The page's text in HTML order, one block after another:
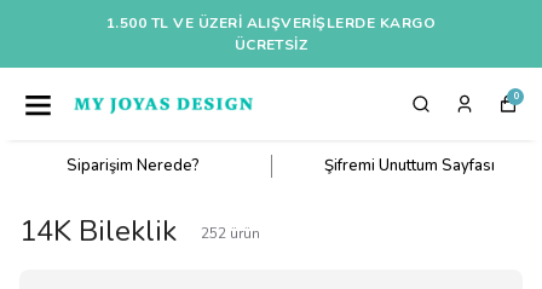
1.500 TL VE ÜZERI ALIŞVERIŞLERDE KARGO
ÜCRETSİZ
0
Siparişim Nerede? Şifremi Unuttum Sayfası
14K Bileklik 252 ürün